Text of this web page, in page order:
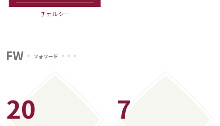
チェルシー
FW フォワード
20 7